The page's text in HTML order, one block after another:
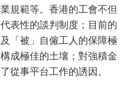
規範等。香港的工會不但
表性的談判制度；目前的
「被」自僱工人的保障極
成極佳的土壤；對強積金
從事平台工作的誘因。